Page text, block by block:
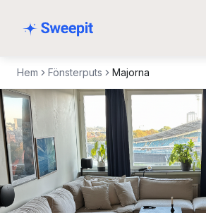
Hem Fönsterputs Majorna